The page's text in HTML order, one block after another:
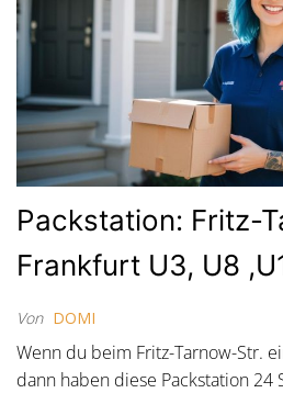
Packstation: Fritz-
Frankfurt U3, U8
Von DOMI
Wenn du beim Fritz-Tarnow-Str.
dann haben diese Packstation 24